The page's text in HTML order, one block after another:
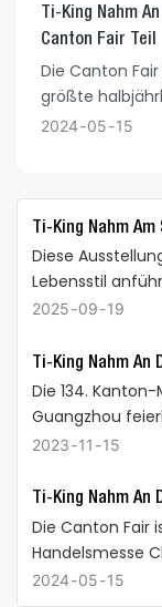
Import- und
Exporthandel,
neues Kapitel in
Entwicklung
Branche
Ti-King Nahm
Canton Fair Teil
Die Canton
größte
stattfindende
eine
Handelsmesse
Sie findet in
(Pazhou
Die Canton Fair
fördern.
Während der
präsentierte Ti-
seinem
Vielzahl von
die
entwickelt und
2024 05 15
Ti-King Nahm
Convention
Diese
Lebensstil
Shanghai World
Outdoor-
Import- und
Entwicklung
2025 09 19
Ti-King Nahm An
Die 134.
Guangzhou
aktiv daran und
Herbst-Kanton-
um
sowie den
ermöglichte uns
2023 11 15
Ti-King Nahm An
Die Canton Fair
Handelsmesse
chinesische
2024 05 15